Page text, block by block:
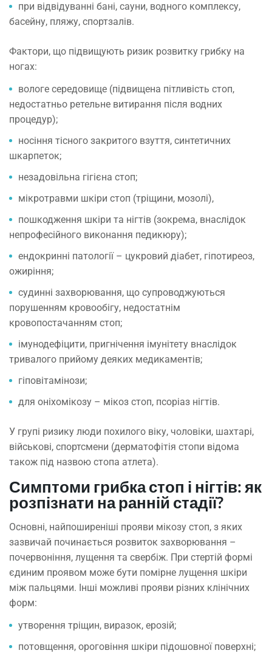
при відвідуванні бані, сауни, водного комплексу,
басейну, пляжу, спортзалів.
Фактори, що підвищують ризик розвитку грибку на
ногах:
вологе середовище (підвищена пітливість стоп,
недостатньо ретельне витирання після водних
процедур);
носіння тісного закритого взуття, синтетичних
шкарпеток;
незадовільна гігієна стоп;
мікротравми шкіри стоп (тріщини, мозолі),
пошкодження шкіри та нігтів (зокрема, внаслідок
непрофесійного виконання педикюру);
ендокринні патології – цукровий діабет, гіпотиреоз,
ожиріння;
судинні захворювання, що супроводжуються
порушенням кровообігу, недостатнім
кровопостачанням стоп;
імунодефіцити, пригнічення імунітету внаслідок
тривалого прийому деяких медикаментів;
гіповітамінози;
для оніхомікозу – мікоз стоп, псоріаз нігтів.
У групі ризику люди похилого віку, чоловіки, шахтарі,
військові, спортсмени (дерматофітія стопи відома
також під назвою стопа атлета).
Симптоми грибка стоп і нігтів: як
розпізнати на ранній стадії?
Основні, найпоширеніші прояви мікозу стоп, з яких
зазвичай починається розвиток захворювання –
почервоніння, лущення та свербіж. При стертій формі
єдиним проявом може бути помірне лущення шкіри
між пальцями. Інші можливі прояви різних клінічних
форм:
утворення тріщин, виразок, ерозій;
потовщення, ороговіння шкіри підошовної поверхні;